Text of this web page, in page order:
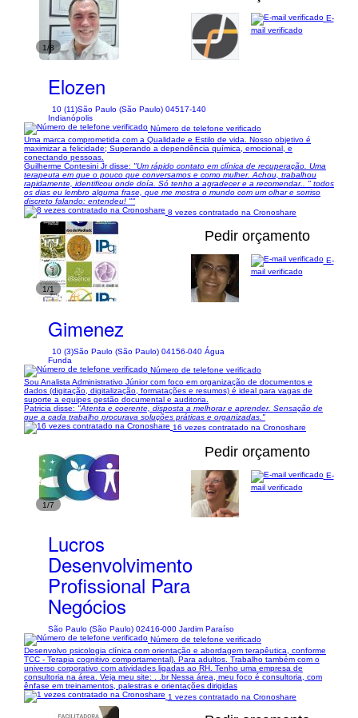
1/8
Elozen
10 (11)São Paulo (São Paulo) 04517-140
Indianópolis
E-
mail verificado
Número de telefone verificado
Uma marca comprometida com a Qualidade e Estilo de vida. Nosso objetivo é
maximizar a felicidade; Superando a dependência química, emocional, e
conectando pessoas.
Guilherme Contesini Jr disse: "Um rápido contato em clínica de recuperação. Uma
terapeuta em que o pouco que conversamos e como mulher. Achou, trabalhou
rapidamente, identificou onde doía. Só tenho a agradecer e a recomendar.. " todos
os dias eu lembro alguma frase, que me mostra o mundo com um olhar e sorriso
discreto falando: entendeu! ""
8 vezes contratado na Cronoshare
1/1
Pedir orçamento
Gimenez
10 (3)São Paulo (São Paulo) 04156-040 Água
Funda
E-
mail verificado
Número de telefone verificado
Sou Analista Administrativo Júnior com foco em organização de documentos e
dados (digitação, digitalização, formatações e resumos) é ideal para vagas de
suporte a equipes gestão documental e auditoria.
Patricia disse: "Atenta e coerente, disposta a melhorar e aprender. Sensação de
que a cada trabalho procurava soluções práticas e organizadas."
16 vezes contratado na Cronoshare
1/7
Pedir orçamento
Lucros
Desenvolvimento
Profissional Para
Negócios
São Paulo (São Paulo) 02416-000 Jardim Paraíso
E-
mail verificado
Número de telefone verificado
Desenvolvo psicologia clínica com orientação e abordagem terapêutica, conforme
TCC - Terapia cognitivo comportamental). Para adultos. Trabalho também com o
universo corporativo com atividades ligadas ao RH. Tenho uma empresa de
consultoria na área. Veja meu site: . .br Nessa área, meu foco é consultoria, com
ênfase em treinamentos, palestras e orientações dirigidas
1 vezes contratado na Cronoshare